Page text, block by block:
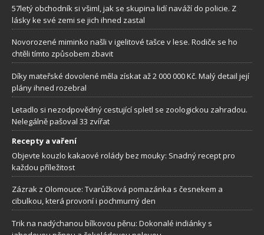
57letý obchodník si všiml, jak se skupina lidí naváží do policie. Z
lásky ke své zemi se jich ihned zastal
Novorozené miminko našli v igelitové tašce v lese. Rodiče se ho
chtěli tímto způsobem zbavit
Díky mateřské dovolené měla získat až 2 000 000 Kč. Malý detail její
plány ihned rozebral
Letadlo si nezodpovědný cestující spletl se zoologickou zahradou.
Nelegálně pašoval 33 zvířat
Recepty a vaření
Objevte kouzlo kakaové rolády bez mouky: Snadný recept pro
každou příležitost
Zázrak z Olomouce: Tvarůžková pomazánka s česnekem a
cibulkou, která provoní i pochmurný den
Trik na nadýchanou bílkovou pěnu: Dokonalé indiánky s